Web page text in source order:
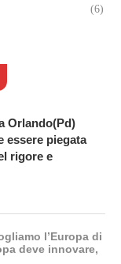
(6)
Orlando(Pd)
essere piegata
rigore e
l’Europa di
deve innovare,